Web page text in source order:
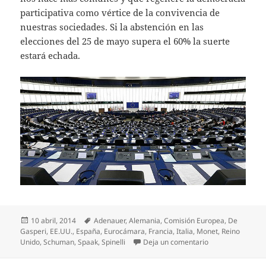
participativa como vértice de la convivencia de
nuestras sociedades. Si la abstención en las
elecciones del 25 de mayo supera el 60% la suerte
estará echada.
Publicado
el
10 abril, 2014 Etiquetas
Adenauer,Alemania,Comisión Europea, De
Gasperi, EE.UU., España, Eurocámara, Francia,Italia, Monet, Reino
Unido,Schuman,Spaak,Spinelli Deja un comentarioen Ante las